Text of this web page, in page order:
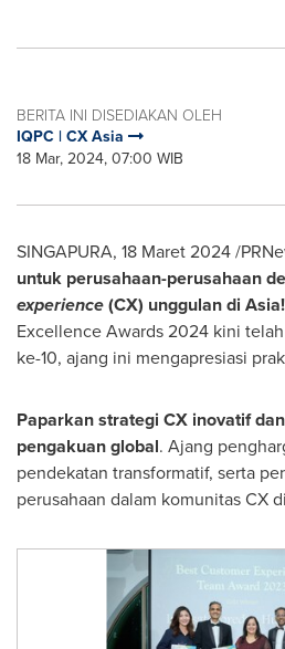
BERITA INI DISEDIAKAN OLEH
IQPC | CX Asia
18 Mar, 2024, 07:00 WIB
SINGAPURA, 18 Maret 2024 /
untuk perusahaan-perusahaan
experience(CX) unggulan di Asia!
Excellence Awards 2024 kini
ke-10, ajang ini mengapresiasi
Paparkan strategi CX inovatif
pengakuan global. Ajang
pendekatan transformatif, serta
perusahaan dalam komunitas CX di